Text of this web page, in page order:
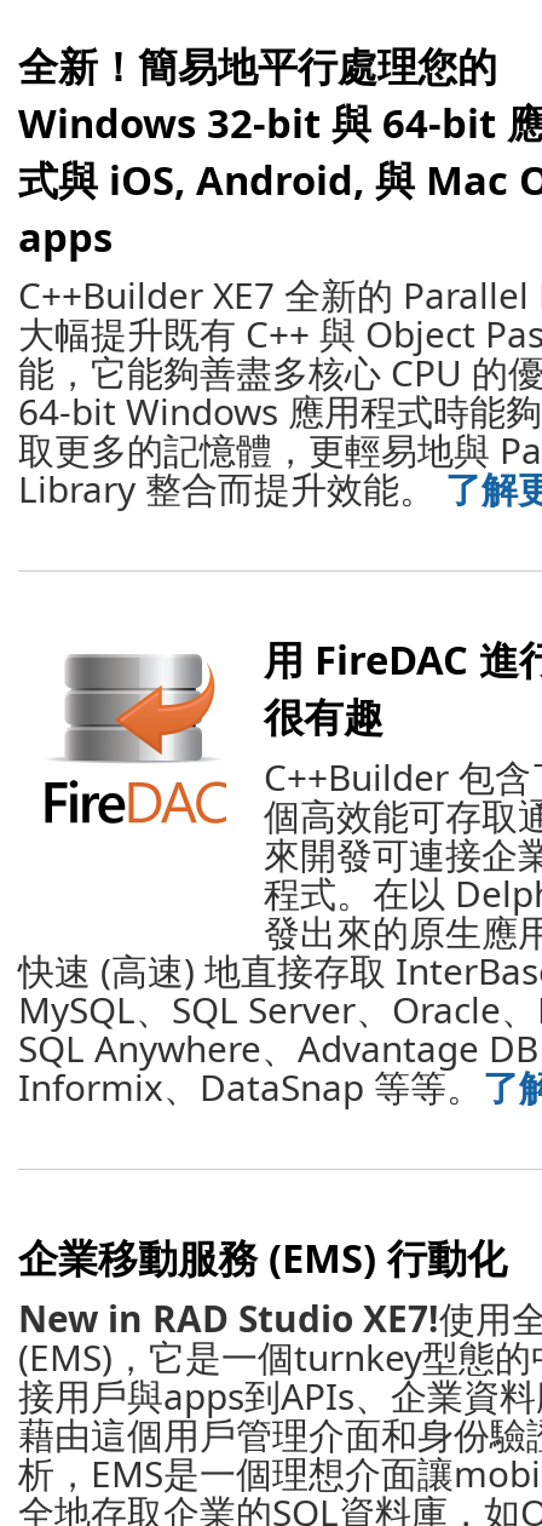
全新！簡易地平行處理您的
Windows 32-bit 與 64-bit
式與 iOS, Android, 與 Mac
apps
C++Builder XE7 全新的
大幅提升既有 C++ 與 Object
能，它能夠善盡多核心 CPU 的
64-bit Windows 應用程式時能
取更多的記憶體，更輕易地與
Library 整合而提升效能。 了解
用 FireDAC 進
很有趣
C++Builder 包含
個高效能可存取
來開發可連接企
程式。在以
發出來的原生應
快速 (高速) 地直接存取
MySQL、SQL Server、Oracle
SQL Anywhere、Advantage
Informix、DataSnap 等等。 了
企業移動服務 (EMS) 行動化
New in RAD Studio XE7!使用
(EMS)，它是一個turnkey型態
接用戶與apps到APIs、企業資
藉由這個用戶管理介面和身份驗
析，EMS是一個理想介面讓
全地存取企業的SQL資料庫，如